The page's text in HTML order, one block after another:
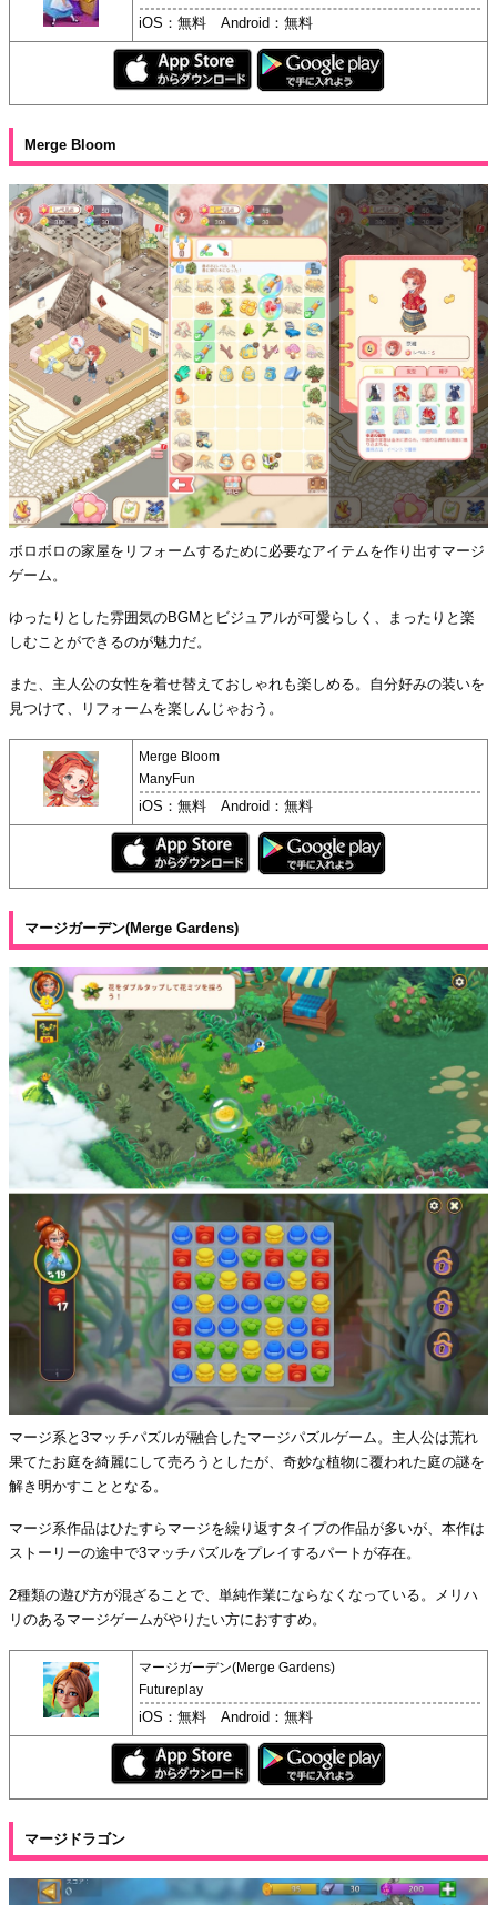
iOS：無料 Android：無料
Merge Bloom
ボロボロの家屋をリフォームするために必要なアイテムを作り出すマージ
ゲーム。
ゆったりとした雰囲気のBGMとビジュアルが可愛らしく、まったりと楽
しむことができるのが魅力だ。
また、主人公の女性を着せ替えておしゃれも楽しめる。自分好みの装いを
見つけて、リフォームを楽しんじゃおう。
Merge Bloom
ManyFun
iOS：無料 Android：無料
マージガーデン(Merge Gardens)
マージ系と3マッチパズルが融合したマージパズルゲーム。主人公は荒れ
果てたお庭を綺麗にして売ろうとしたが、奇妙な植物に覆われた庭の謎を
解き明かすこととなる。
マージ系作品はひたすらマージを繰り返すタイプの作品が多いが、本作は
ストーリーの途中で3マッチパズルをプレイするパートが存在。
2種類の遊び方が混ざることで、単純作業にならなくなっている。メリハ
リのあるマージゲームがやりたい方におすすめ。
マージガーデン(Merge Gardens)
Futureplay
iOS：無料 Android：無料
マージドラゴン